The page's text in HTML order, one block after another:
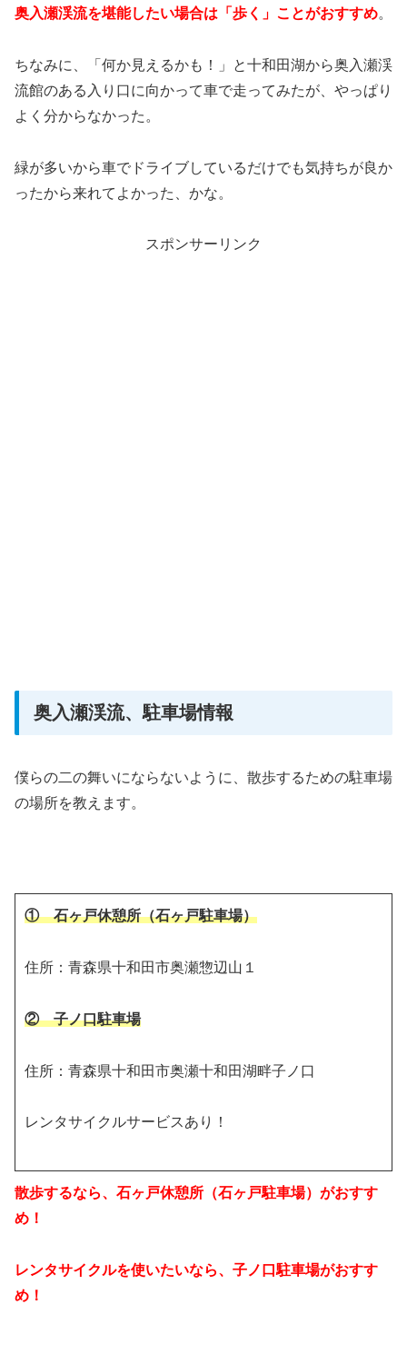
奥入瀬渓流を堪能したい場合は「歩く」ことがおすすめ。
ちなみに、「何か見えるかも！」と十和田湖から奥入瀬渓
流館のある入り口に向かって車で走ってみたが、やっぱり
よく分からなかった。
緑が多いから車でドライブしているだけでも気持ちが良か
ったから来れてよかった、かな。
スポンサーリンク
奥入瀬渓流、駐車場情報
僕らの二の舞いにならないように、散歩するための駐車場
の場所を教えます。
① 石ヶ戸休憩所（石ヶ戸駐車場）
住所：青森県十和田市奥瀬惣辺山１
② 子ノ口駐車場
住所：青森県十和田市奥瀬十和田湖畔子ノ口
レンタサイクルサービスあり！
散歩するなら、石ヶ戸休憩所（石ヶ戸駐車場）がおすす
め！
レンタサイクルを使いたいなら、子ノ口駐車場がおすす
め！